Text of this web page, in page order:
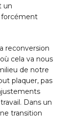
un
forcément
reconversion
cela va nous
de notre
plaquer, pas
Dans un
transition